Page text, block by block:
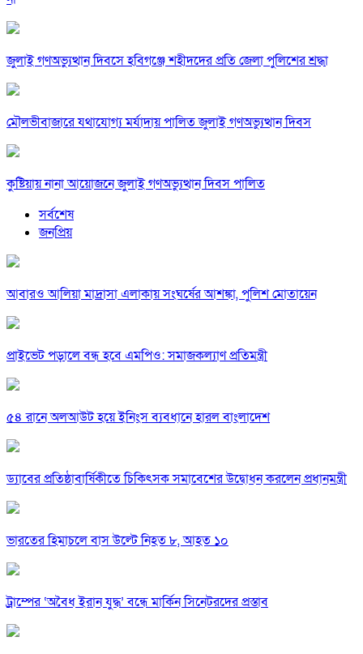
জুলাই গণঅভ্যুত্থান দিবসে হবিগঞ্জে শহীদদের প্রতি জেলা পুলিশের শ্রদ্ধা
মৌলভীবাজারে যথাযোগ্য মর্যাদায় পালিত জুলাই গণঅভ্যুত্থান দিবস
কুষ্টিয়ায় নানা আয়োজনে জুলাই গণঅভ্যুত্থান দিবস পালিত
সর্বশেষ
জনপ্রিয়
আবারও আলিয়া মাদ্রাসা এলাকায় সংঘর্ষের আশঙ্কা, পুলিশ মোতায়েন
প্রাইভেট পড়ালে বন্ধ হবে এমপিও: সমাজকল্যাণ প্রতিমন্ত্রী
৫৪ রানে অলআউট হয়ে ইনিংস ব্যবধানে হারল বাংলাদেশ
ড্যাবের প্রতিষ্ঠাবার্ষিকীতে চিকিৎসক সমাবেশের উদ্বোধন করলেন প্রধানমন্ত্রী
ভারতের হিমাচলে বাস উল্টে নিহত ৮, আহত ১০
ট্রাম্পের ‘অবৈধ ইরান যুদ্ধ’ বন্ধে মার্কিন সিনেটরদের প্রস্তাব